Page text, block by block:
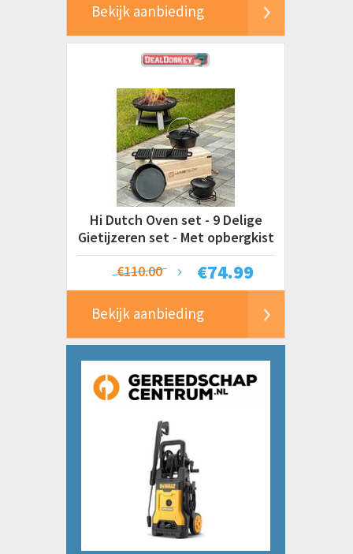
Bekijk aanbieding
Hi Dutch Oven set - 9 Delige
Gietijzeren set - Met opbergkist
€74.99
€110.00
Bekijk aanbieding